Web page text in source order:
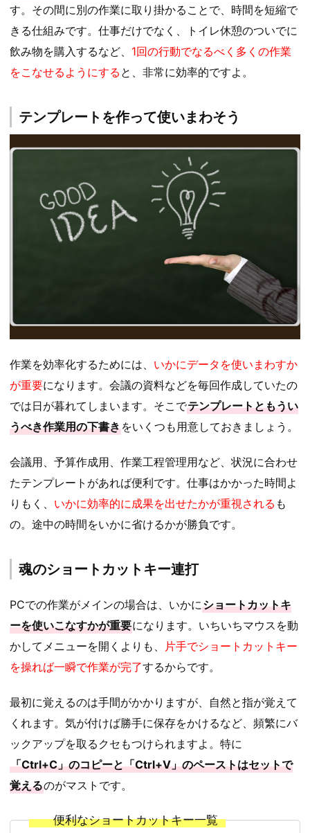
す。その間に別の作業に取り掛かることで、時間を短縮で
きる仕組みです。仕事だけでなく、トイレ休憩のついでに
飲み物を購入するなど、 1回の行動でなるべく多くの作業
をこなせるようにする と、非常に効率的ですよ。
テンプレートを作って使いまわそう
作業を効率化するためには、 いかにデータを使いまわすか
が重要になります。会議の資料などを毎回作成していたの
では日が暮れてしまいます。そこでテンプレートともうい
うべき作業用の下書きをいくつも用意しておきましょう。
会議用、予算作成用、作業工程管理用など、状況に合わせ
たテンプレートがあれば便利です。仕事はかかった時間よ
りもく、 いかに効率的に成果を出せたかが重視される も
の。途中の時間をいかに省けるかが勝負です。
魂のショートカットキー連打
PCでの作業がメインの場合は、いかにショートカットキ
ーを使いこなすかが重要になります。いちいちマウスを動
かしてメニューを開くよりも、
片手でショートカットキー
を操れば一瞬で作業が完了するからです。
最初に覚えるのは手間がかかりますが、自然と指が覚えて
くれます。気が付けば勝手に保存をかけるなど、頻繁にバ
ックアップを取るクセもつけられますよ。特に
「Ctrl+C」のコピーと「Ctrl+V」のペーストはセットで
覚えるのがマストです。
便利なショートカットキー一覧